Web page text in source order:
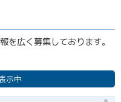
を広く募集しております。
示中